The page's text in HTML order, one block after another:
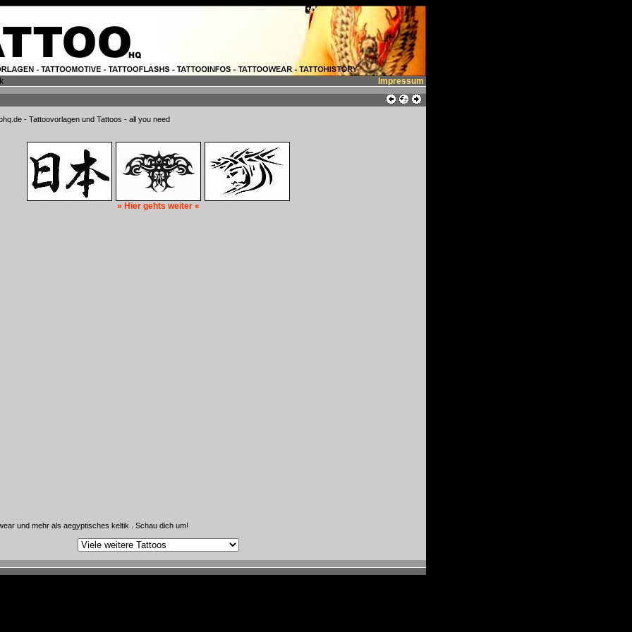
Impressum
- Tattoovorlagen und Tattoos - all you need
» Hier gehts weiter «
und mehr als aegyptisches keltik . Schau dich um!